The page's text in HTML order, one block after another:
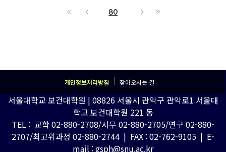
80
개인정보처리방침 찾아오시는 길
서울대학교 보건대학원 | 08826 서울시 관악구 관악로1 서울대
학교 보건대학원 221 동
TEL : 교학 02-880-2708/서무 02-880-2705/연구 02-880-
2707/최고위과정 02-880-2744 | FAX : 02-762-9105 | E-
mail : gsph@snu.ac.kr